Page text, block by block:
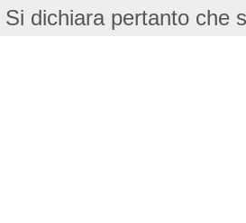
dichiara pertanto che